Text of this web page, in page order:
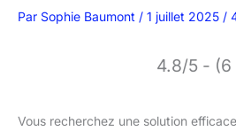
Par Sophie Baumont / 1 juillet 2025 /
4.8/5 - (6
Vous recherchez une solution